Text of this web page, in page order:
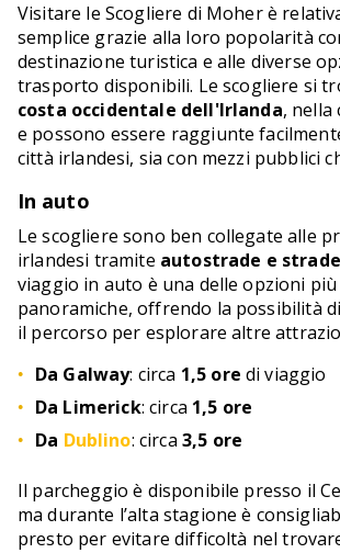
Visitare le Scogliere di Moher è
semplice grazie alla loro popolarità
destinazione turistica e alle diverse
trasporto disponibili. Le scogliere si
costa occidentale dell'Irlanda, nella
e possono essere raggiunte
città irlandesi, sia con mezzi pubblici
In auto
Le scogliere sono ben collegate alle
irlandesi tramite autostrade e
viaggio in auto è una delle opzioni più
panoramiche, offrendo la possibilità
il percorso per esplorare altre
Da Galway: circa 1,5 ore di viaggio
Da Limerick: circa 1,5 ore
Da Dublino: circa 3,5 ore
Il parcheggio è disponibile presso il
ma durante l’alta stagione è
presto per evitare difficoltà nel